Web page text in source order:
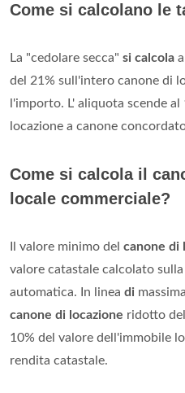
Come si calcolano le
La "cedolare secca" si calcola
del 21% sull'intero canone di
l'importo. L' aliquota scende
locazione a canone
Come si calcola il
locale commerciale?
Il valore minimo del canone di
valore catastale calcolato
automatica. In linea di
canone di locazione ridotto
10% del valore dell'immobile
rendita catastale.